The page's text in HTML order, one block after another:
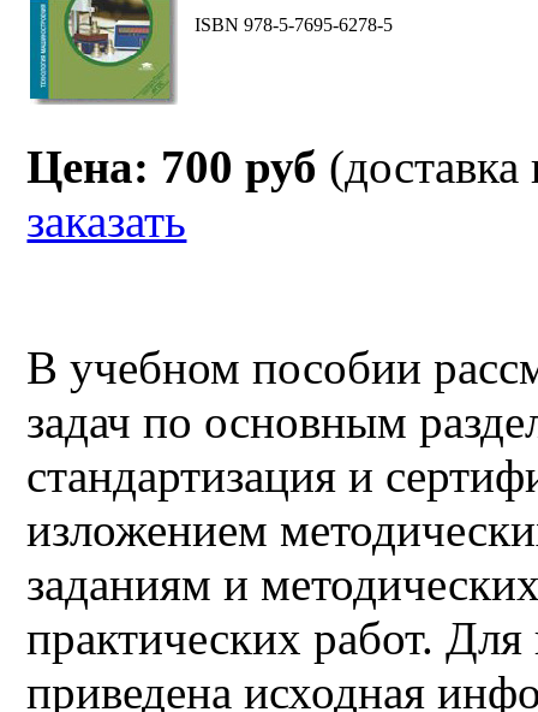
ISBN 978-5-7695-6278-5
Цена: 700 руб
заказать
В учебном пособии
задач по основным
стандартизация и
изложением
заданиям и
практических работ.
приведена исходная